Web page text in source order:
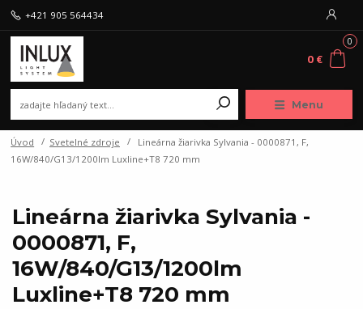
Menu
+421 905 564434
0
0 €
Úvod Svetelné zdroje
Lineárna žiarivka Sylvania - 0000871, F,
16W/840/G13/1200lm Luxline+T8 720 mm
Lineárna žiarivka Sylvania -
0000871, F,
16W/840/G13/1200lm
Luxline+T8 720 mm